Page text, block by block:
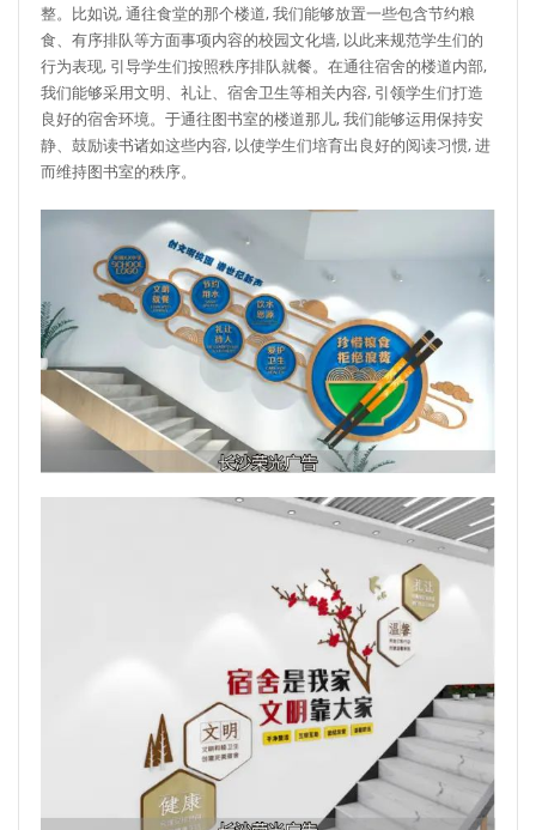
整。比如说, 通往食堂的那个楼道, 我们能够放置一些包含节约粮
食、有序排队等方面事项内容的校园文化墙, 以此来规范学生们的
行为表现, 引导学生们按照秩序排队就餐。在通往宿舍的楼道内部,
我们能够采用文明、礼让、宿舍卫生等相关内容, 引领学生们打造
良好的宿舍环境。于通往图书室的楼道那儿, 我们能够运用保持安
静、鼓励读书诸如这些内容, 以使学生们培育出良好的阅读习惯, 进
而维持图书室的秩序。